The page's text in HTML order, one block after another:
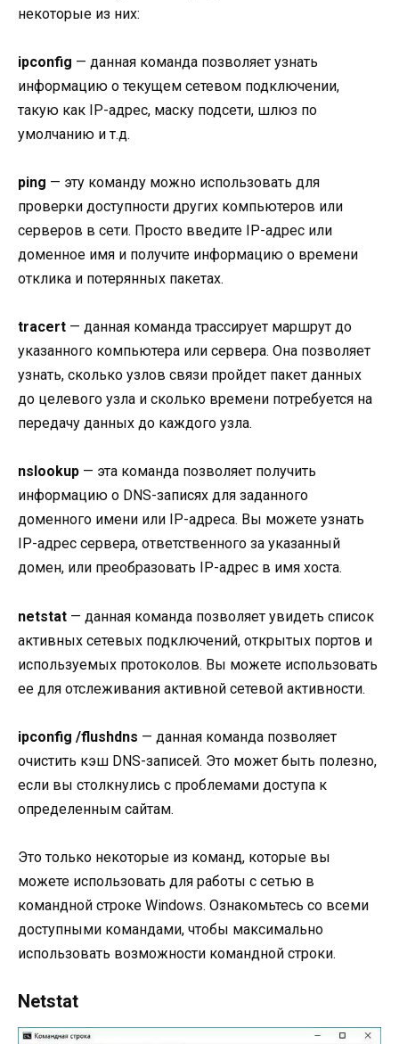
некоторые из них:
ipconfig — данная команда позволяет узнать
информацию о текущем сетевом подключении,
такую как IP-адрес, маску подсети, шлюз по
умолчанию и т.д.
ping — эту команду можно использовать для
проверки доступности других компьютеров или
серверов в сети. Просто введите IP-адрес или
доменное имя и получите информацию о времени
отклика и потерянных пакетах.
tracert — данная команда трассирует маршрут до
указанного компьютера или сервера. Она позволяет
узнать, сколько узлов связи пройдет пакет данных
до целевого узла и сколько времени потребуется на
передачу данных до каждого узла.
nslookup — эта команда позволяет получить
информацию о DNS-записях для заданного
доменного имени или IP-адреса. Вы можете узнать
IP-адрес сервера, ответственного за указанный
домен, или преобразовать IP-адрес в имя хоста.
netstat — данная команда позволяет увидеть список
активных сетевых подключений, открытых портов и
используемых протоколов. Вы можете использовать
ее для отслеживания активной сетевой активности.
ipconfig /flushdns — данная команда позволяет
очистить кэш DNS-записей. Это может быть полезно,
если вы столкнулись с проблемами доступа к
определенным сайтам.
Это только некоторые из команд, которые вы
можете использовать для работы с сетью в
командной строке Windows. Ознакомьтесь со всеми
доступными командами, чтобы максимально
использовать возможности командной строки.
Netstat